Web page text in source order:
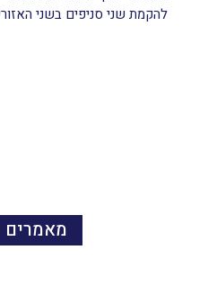
להקמת שני סניפים בשני
מאמרים